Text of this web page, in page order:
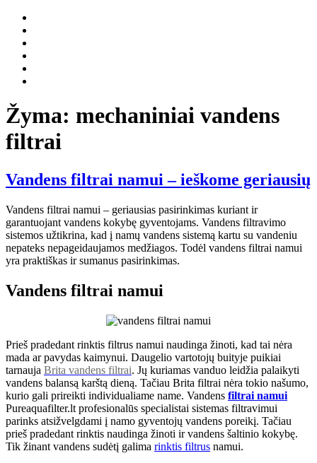
Žyma: mechaniniai vandens
filtrai
Vandens filtrai namui – ieškome geriausių
Vandens filtrai namui – geriausias pasirinkimas kuriant ir
garantuojant vandens kokybę gyventojams. Vandens filtravimo
sistemos užtikrina, kad į namų vandens sistemą kartu su vandeniu
nepateks nepageidaujamos medžiagos. Todėl vandens filtrai namui
yra praktiškas ir sumanus pasirinkimas.
Vandens filtrai namui
Prieš pradedant rinktis filtrus namui naudinga žinoti, kad tai nėra
mada ar pavydas kaimynui. Daugelio vartotojų buityje puikiai
tarnauja Brita vandens filtrai. Jų kuriamas vanduo leidžia palaikyti
vandens balansą karštą dieną. Tačiau Brita filtrai nėra tokio našumo,
kurio gali prireikti individualiame name. Vandens filtrai namui
Pureaquafilter.lt profesionalūs specialistai sistemas filtravimui
parinks atsižvelgdami į namo gyventojų vandens poreikį. Tačiau
prieš pradedant rinktis naudinga žinoti ir vandens šaltinio kokybę.
Tik žinant vandens sudėtį galima rinktis filtrus namui.